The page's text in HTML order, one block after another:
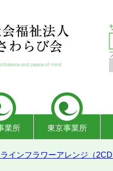
業所 東京事業所
インフラワーアレンジ（